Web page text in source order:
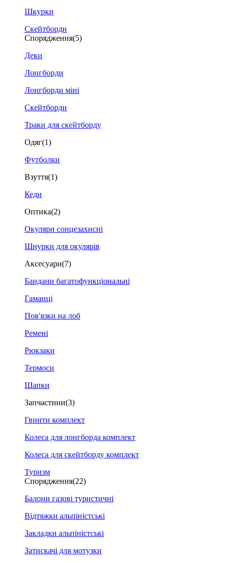
Шкурки
Скейтборди
Спорядження(5)
Деки
Лонгборди
Лонгборди міні
Скейтборди
Траки для скейтборду
Одяг(1)
Футболки
Взуття(1)
Кеди
Оптика(2)
Окуляри сонцезахисні
Шнурки для окулярів
Аксесуари(7)
Бандани багатофункціональні
Гаманці
Пов'язки на лоб
Ремені
Рюкзаки
Термоси
Шапки
Запчастини(3)
Гвинти комплект
Колеса для лонгборда комплект
Колеса для скейтборду комплект
Туризм
Спорядження(22)
Балони газові туристичні
Відтяжки альпіністські
Закладки альпіністські
Затискачі для мотузки